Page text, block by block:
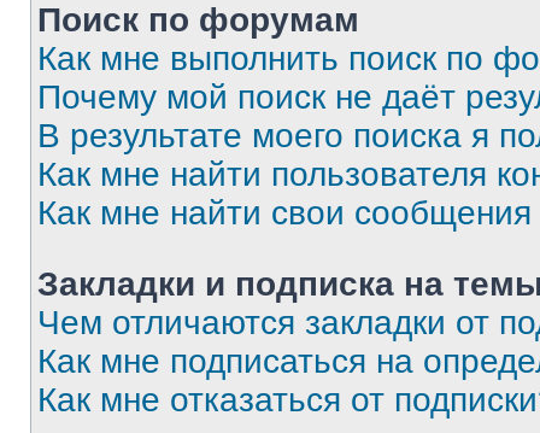
Поиск по форумам
Как мне выполнить поиск по
Почему мой поиск не даёт
В результате моего поиска я
Как мне найти пользователя
Как мне найти свои
Закладки и подписка на
Чем отличаются закладки от
Как мне подписаться на
Как мне отказаться от